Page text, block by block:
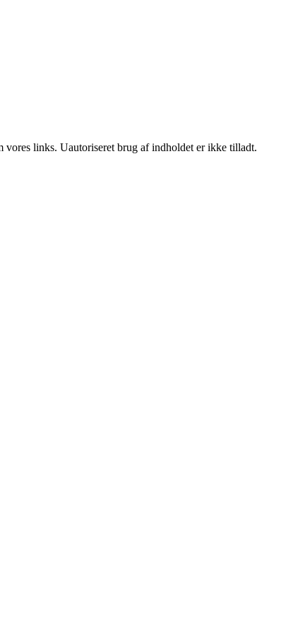
vores links. Uautoriseret brug af indholdet er ikke tilladt.